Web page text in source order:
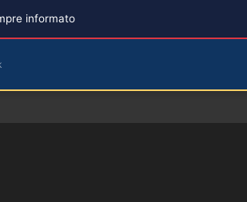
informato